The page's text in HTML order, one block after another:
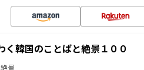
く韓国のことばと絶景１００
景